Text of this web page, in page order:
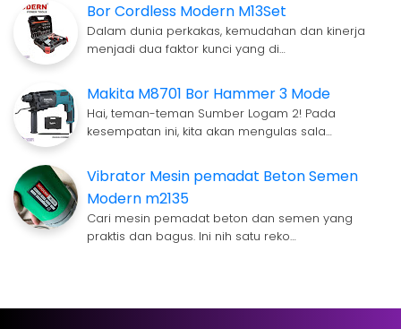
Bor Cordless Modern M13Set
Dalam dunia perkakas, kemudahan dan kinerja
menjadi dua faktor kunci yang di…
Makita M8701 Bor Hammer 3 Mode
Hai, teman-teman Sumber Logam 2! Pada
kesempatan ini, kita akan mengulas sala…
Vibrator Mesin pemadat Beton Semen
Modern m2135
Cari mesin pemadat beton dan semen yang
praktis dan bagus. Ini nih satu reko…